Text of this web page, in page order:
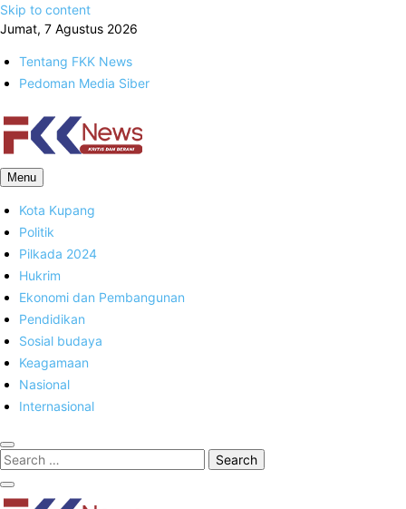
Skip to content
Jumat, 7 Agustus 2026
Tentang FKK News
Pedoman Media Siber
FKK News
Menu
Kota Kupang
Politik
Pilkada 2024
Hukrim
Ekonomi dan Pembangunan
Pendidikan
Sosial budaya
Keagamaan
Nasional
Internasional